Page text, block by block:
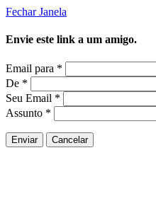
Fechar Janela
Envie este link a um amigo.
Email para *
De *
Seu Email *
Assunto *
Enviar Cancelar